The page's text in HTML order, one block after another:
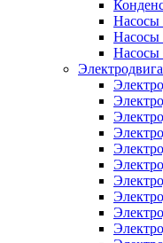
Насосы
Насосы